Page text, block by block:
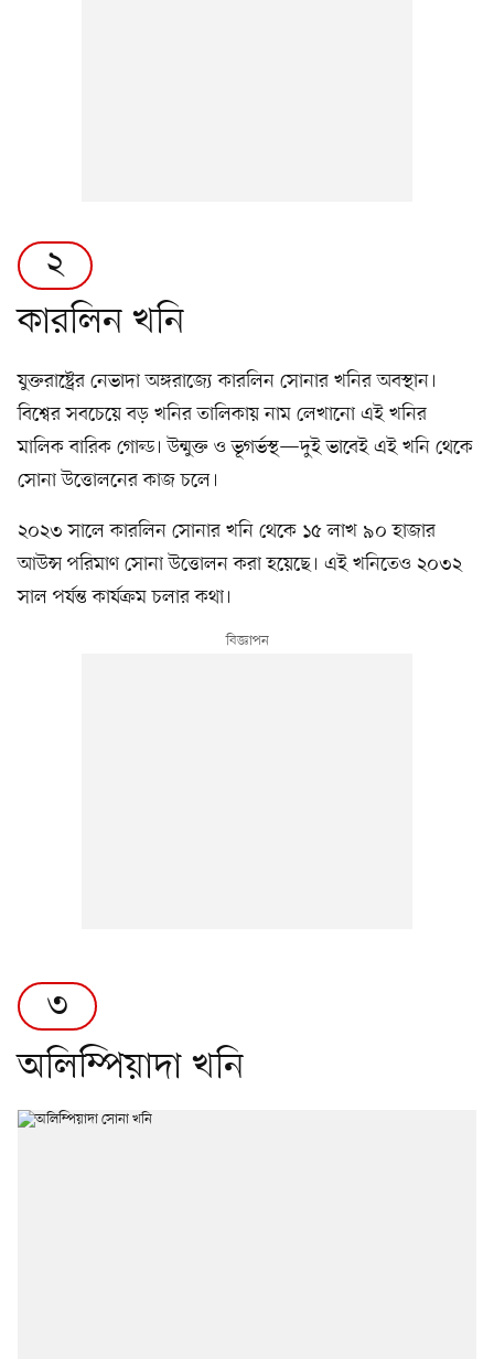
২
কারলিন খনি
যুক্তরাষ্ট্রের নেভাদা অঙ্গরাজ্যে কারলিন সোনার খনির অবস্থান।
বিশ্বের সবচেয়ে বড় খনির তালিকায় নাম লেখানো এই খনির
মালিক বারিক গোল্ড। উন্মুক্ত ও ভূগর্ভস্থ—দুই ভাবেই এই খনি থেকে
সোনা উত্তোলনের কাজ চলে।
২০২৩ সালে কারলিন সোনার খনি থেকে ১৫ লাখ ৯০ হাজার
আউন্স পরিমাণ সোনা উত্তোলন করা হয়েছে। এই খনিতেও ২০৩২
সাল পর্যন্ত কার্যক্রম চলার কথা।
৩
অলিম্পিয়াদা খনি